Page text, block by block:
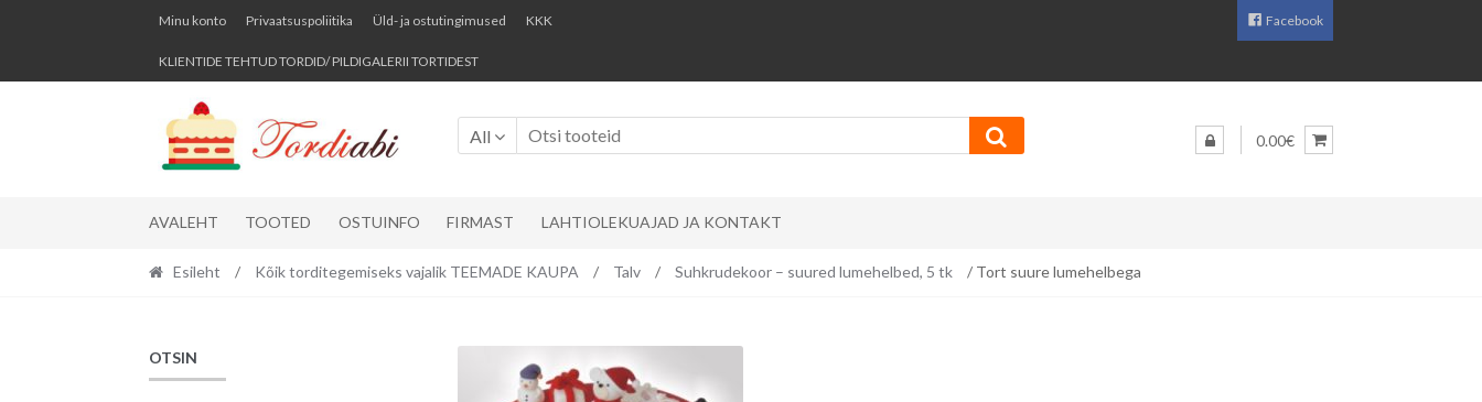
Skip
navigation
Skip
content
Minu konto Privaatsuspoliitika Üld- ja ostutingimused KKK
KLIENTIDE TEHTUD TORDID/ PILDIGALERII TORTIDEST
Facebook
All 0.00€
AVALEHT TOOTED OSTUINFO FIRMAST LAHTIOLEKUAJAD JA KONTAKT
Esileht / Kõik torditegemiseks vajalik TEEMADE KAUPA / Talv / Suhkrudekoor – suured lumehelbed, 5 tk / Tort suure lumehelbega
OTSIN